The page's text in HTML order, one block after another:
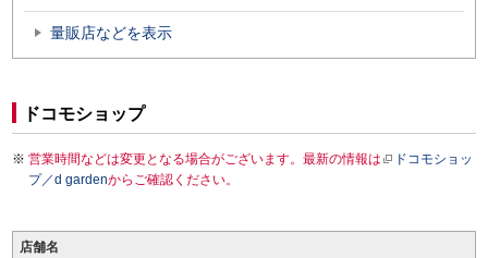
量販店などを表示
ドコモショップ
営業時間などは変更となる場合がございます。最新の情報は
ドコモショッ
プ／d gardenからご確認ください。
店舗名